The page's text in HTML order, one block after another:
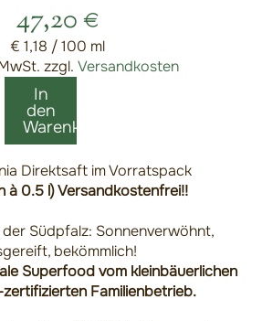
47,20€
€ 1,18 /100 ml
zzgl. Versandkosten
In
den
Warenkorb
Direktsaft im Vorratspack
à 0.5 l)Versandkostenfrei!!
Südpfalz: Sonnenverwöhnt,
bekömmlich!
Superfood vom kleinbäuerlichen
Familienbetrieb.